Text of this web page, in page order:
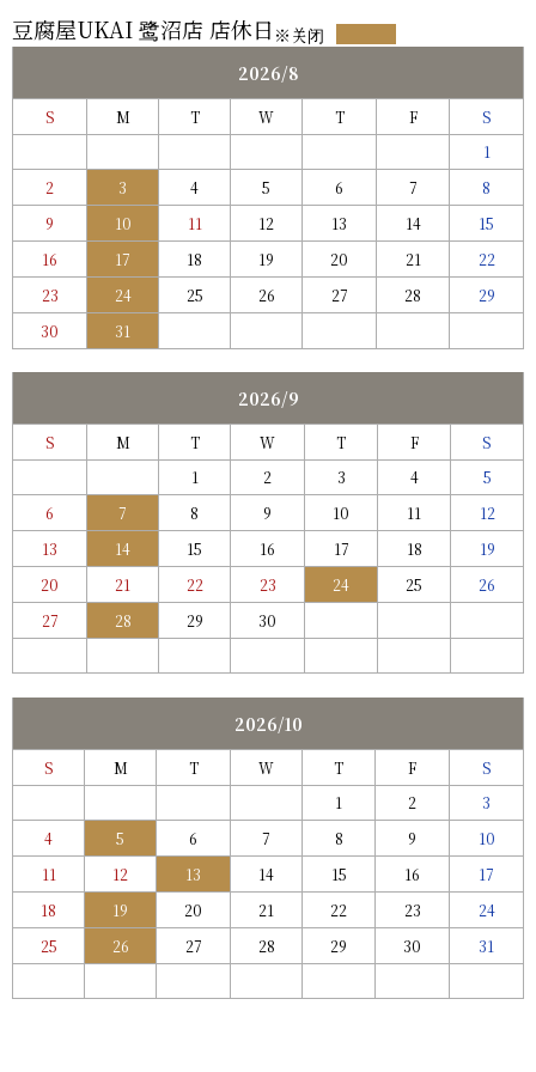
豆腐屋UKAI 鹭沼店 店休日 ※关闭
2026/8
S M T W T F
S
1
2
3 4 5 6 7
8
9
10 11 12 13 14
15
16
17 18 19 20 21
22
23
24 25 26 27 28
29
30
31
2026/9
S M T W T F
S
1
2 3 4
5
6
7 8 9 10 11
12
13
14 15 16 17 18
19
20
21 22 23 24 25
26
27
28 29 30
2026/10
S M T W T F
S
1
2
3
4
5 6 7 8 9
10
11
12 13 14 15 16
17
18
19 20 21 22 23
24
25
26 27 28 29 30 31